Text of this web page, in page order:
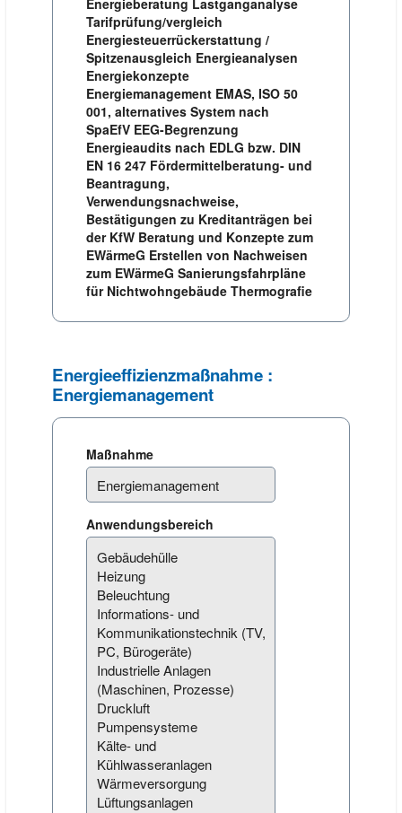
Energieberatung Lastganganalyse
Tarifprüfung/vergleich
Energiesteuerrückerstattung /
Spitzenausgleich Energieanalysen
Energiekonzepte
Energiemanagement EMAS, ISO 50
001, alternatives System nach
SpaEfV EEG-Begrenzung
Energieaudits nach EDLG bzw. DIN
EN 16 247 Fördermittelberatung- und
Beantragung,
Verwendungsnachweise,
Bestätigungen zu Kreditanträgen bei
der KfW Beratung und Konzepte zum
EWärmeG Erstellen von Nachweisen
zum EWärmeG Sanierungsfahrpläne
für Nichtwohngebäude Thermografie
Energieeffizienzmaßnahme :
Energiemanagement
Maßnahme
Anwendungsbereich